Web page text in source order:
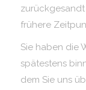
frühere
Sie haben die
spätestens
dem Sie uns